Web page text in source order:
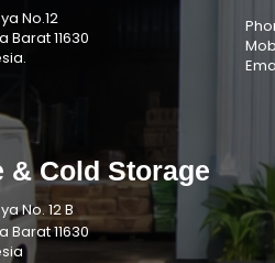
No.12
11630
& Cold Storage
No. 12 B
11630